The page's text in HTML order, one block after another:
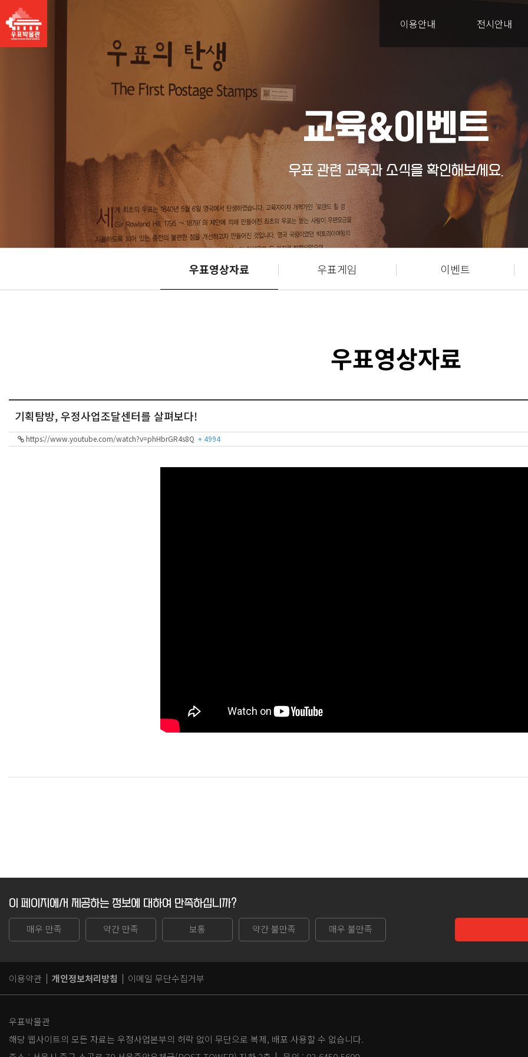
이용안내 전시안내
교육&이벤트
우표 관련 교육과 소식을 확인해보세요.
우표영상자료 우표게임 이벤트
우표영상자료
기획탐방, 우정사업조달센터를 살펴보다!
https://www.youtube.com/watch?v=phHbrGR4s8Q + 4994
이 페이지에서 제공하는 정보에 대하여 만족하십니까?
매우 만족 약간 만족 보통 약간 불만족 매우 불만족
이용약관 개인정보처리방침 이메일 무단수집거부
우표박물관
해당 웹사이트의 모든 자료는 우정사업본부의 허락 없이 무단으로 복제, 배포 사용할 수 없습니다.